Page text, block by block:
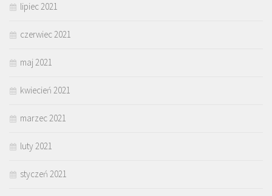
lipiec 2021
czerwiec 2021
maj 2021
kwiecień 2021
marzec 2021
luty 2021
styczeń 2021